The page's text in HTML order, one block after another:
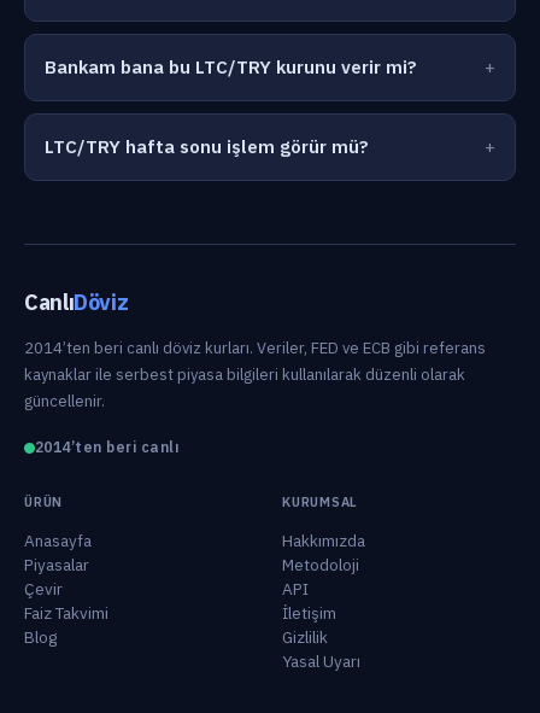
Bankam bana bu LTC/TRY kurunu verir mi?
LTC/TRY hafta sonu işlem görür mü?
CanlıDöviz
2014’ten beri canlı döviz kurları. Veriler, FED ve ECB gibi referans
kaynaklar ile serbest piyasa bilgileri kullanılarak düzenli olarak
güncellenir.
2014’ten beri canlı
ÜRÜN
Anasayfa
Piyasalar
Çevir
Faiz Takvimi
Blog
KURUMSAL
Hakkımızda
Metodoloji
API
İletişim
Gizlilik
Yasal Uyarı